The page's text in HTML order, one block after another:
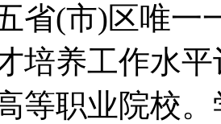
省(市)区唯一
培养工作水
等职业院校